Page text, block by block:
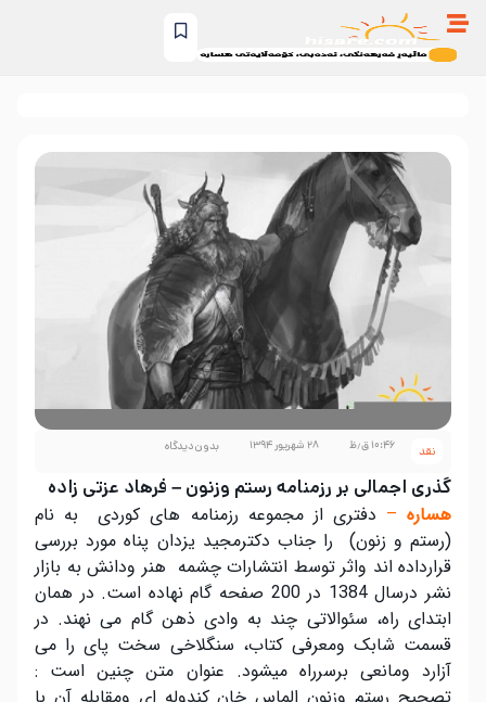
نقد ۱۰:۴۶ ق٫ظ ۲۸ شهریور ۱۳۹۴ بدون دیدگاه
گذری اجمالی بر رزمنامه رستم وزنون – فرهاد عزتی زاده
هساره– دفتری از مجموعه رزمنامه های کوردی به نام
(رستم و زنون) را جناب دکترمجید یزدان پناه مورد بررسی
قرارداده اند واثر توسط انتشارات چشمه هنر ودانش به بازار
نشر درسال 1384 در 200 صفحه گام نهاده است. در همان
ابتدای راه، سئوالاتی چند به وادی ذهن گام می نهند. در
قسمت شابک ومعرفی کتاب، سنگلاخی سخت پای را می
آزارد ومانعی برسرراه میشود. عنوان متن چنین است :